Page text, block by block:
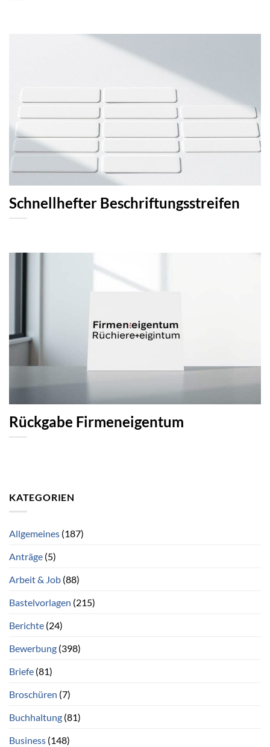
Schnellhefter Beschriftungsstreifen
Rückgabe Firmeneigentum
KATEGORIEN
Allgemeines (187)
Anträge (5)
Arbeit & Job (88)
Bastelvorlagen (215)
Berichte (24)
Bewerbung (398)
Briefe (81)
Broschüren (7)
Buchhaltung (81)
Business (148)